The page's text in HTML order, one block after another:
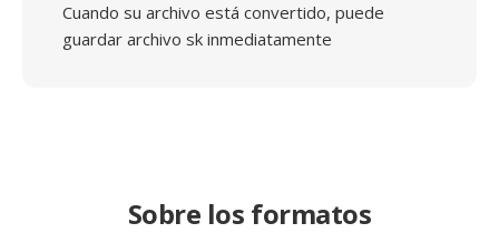
Cuando su archivo está convertido, puede
guardar archivo sk inmediatamente
Sobre los formatos